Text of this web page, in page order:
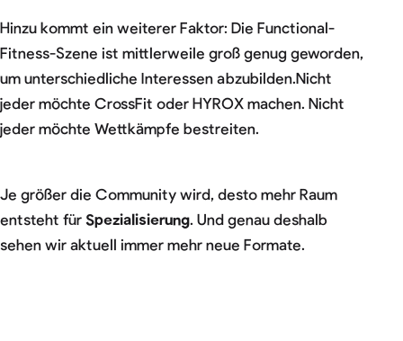
Hinzu kommt ein weiterer Faktor: Die Functional-
Fitness-Szene ist mittlerweile groß genug geworden,
um unterschiedliche Interessen abzubilden.Nicht
jeder möchte CrossFit oder HYROX machen. Nicht
jeder möchte Wettkämpfe bestreiten.
Je größer die Community wird, desto mehr Raum
entsteht für Spezialisierung. Und genau deshalb
sehen wir aktuell immer mehr neue Formate.